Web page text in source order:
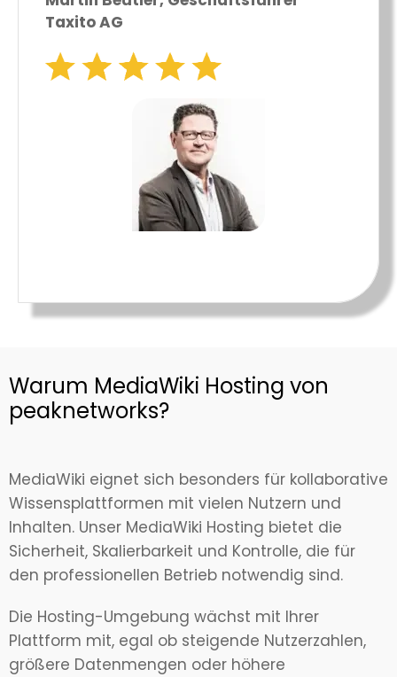
Taxito AG
Warum MediaWiki Hosting von
peaknetworks?
MediaWiki eignet sich besonders für kollaborative
Wissensplattformen mit vielen Nutzern und
Inhalten. Unser MediaWiki Hosting bietet die
Sicherheit, Skalierbarkeit und Kontrolle, die für
den professionellen Betrieb notwendig sind.
Die Hosting-Umgebung wächst mit Ihrer
Plattform mit, egal ob steigende Nutzerzahlen,
größere Datenmengen oder höhere